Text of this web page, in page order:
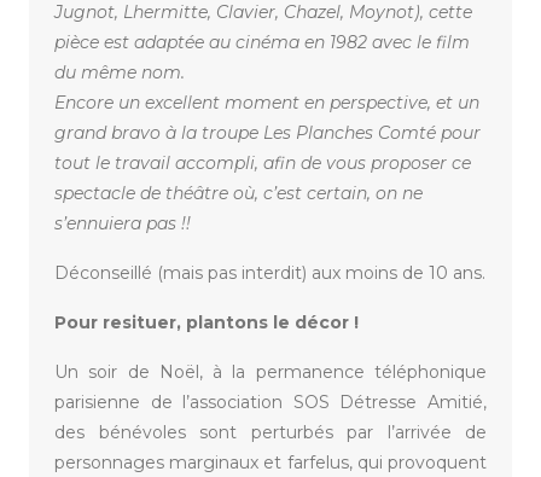
Jugnot, Lhermitte, Clavier, Chazel, Moynot), cette
pièce est adaptée au cinéma en 1982 avec le film
du même nom.
Encore un excellent moment en perspective, et un
grand bravo à la troupe Les Planches Comté pour
tout le travail accompli, afin de vous proposer ce
spectacle de théâtre où, c’est certain, on ne
s’ennuiera pas !!
Déconseillé (mais pas interdit) aux moins de 10 ans.
Pour resituer, plantons le décor !
Un soir de Noël, à la permanence téléphonique
parisienne de l’association SOS Détresse Amitié,
des bénévoles sont perturbés par l’arrivée de
personnages marginaux et farfelus, qui provoquent